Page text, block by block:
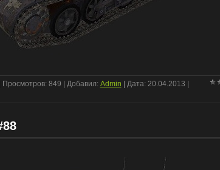
| Просмотров: 849 | Добавил: Admin | Дата: 20.04.2013